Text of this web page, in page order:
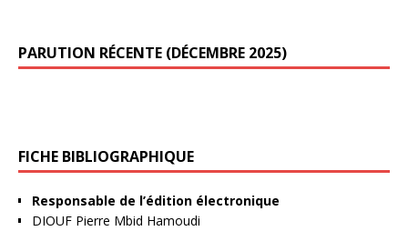
PARUTION RÉCENTE (DÉCEMBRE 2025)
FICHE BIBLIOGRAPHIQUE
Responsable de l’édition électronique
DIOUF Pierre Mbid Hamoudi